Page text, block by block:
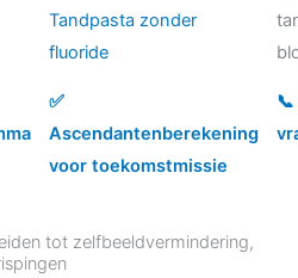
Tandpasta zonder
fluoride
✅
Ascendantenberekening
voor toekomstmissie
tot zelfbeeldvermindering,